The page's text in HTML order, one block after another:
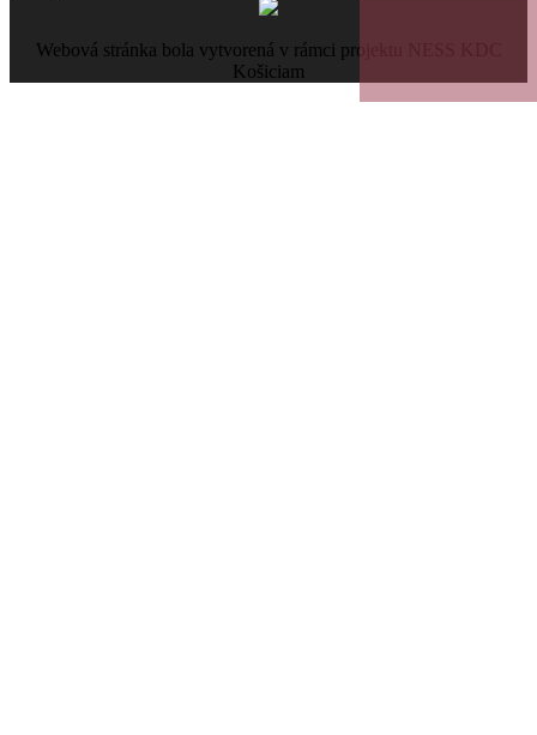
Webová stránka bola vytvorená v rámci projektu NESS KDC
Košiciam